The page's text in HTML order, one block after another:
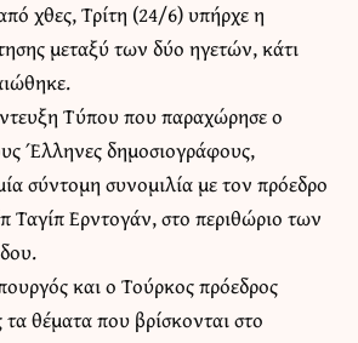
χθες, Τρίτη (24/6) υπήρχε η
μεταξύ των δύο ηγετών, κάτι
Τύπου που παραχώρησε ο
Έλληνες δημοσιογράφους,
σύντομη συνομιλία με τον πρόεδρο
Ταγίπ Ερντογάν, στο περιθώριο των
και ο Τούρκος πρόεδρος
θέματα που βρίσκονται στο